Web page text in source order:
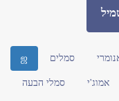
ஜ סמלים
סמלי הבעה אמוג'י